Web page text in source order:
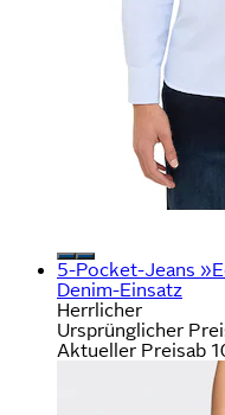
5-Pocket-Jeans
Denim-Einsatz
Herrlicher
Ursprünglicher
Aktueller Preisab